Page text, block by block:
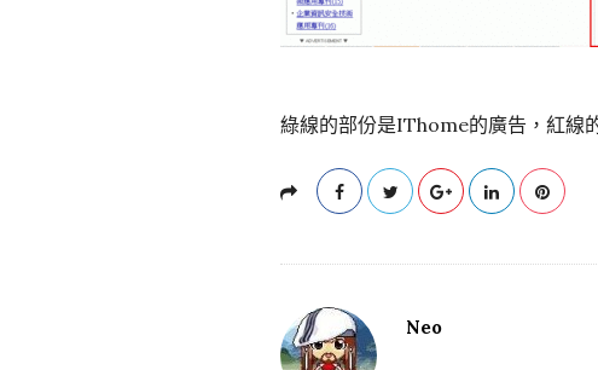
綠線的部份是IThome的廣告，紅線
Neo